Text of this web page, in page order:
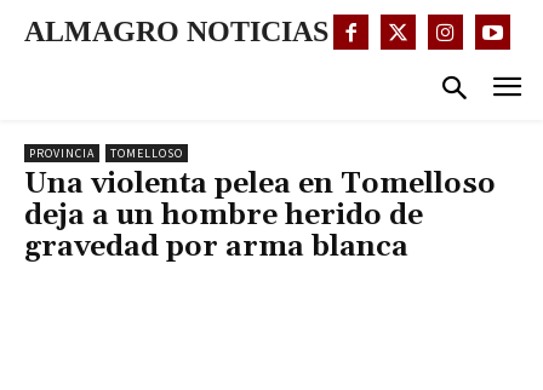
ALMAGRO NOTICIAS
PROVINCIA TOMELLOSO
Una violenta pelea en Tomelloso
deja a un hombre herido de
gravedad por arma blanca